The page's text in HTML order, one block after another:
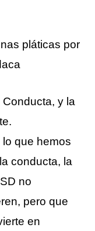
pláticas por
y la
que hemos
conducta, la
no
pero que
en